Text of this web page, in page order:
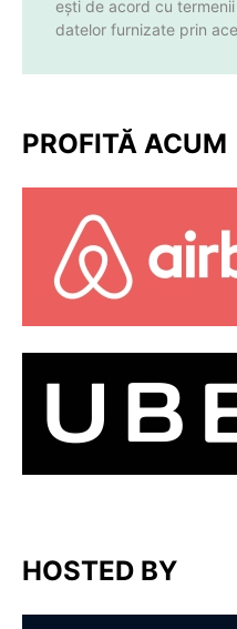
ești de acord cu
datelor furnizate prin
PROFITĂ ACUM
HOSTED BY